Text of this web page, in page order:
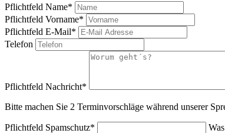
Pflichtfeld Name*
Pflichtfeld Vorname*
Pflichtfeld E-Mail*
Telefon
Pflichtfeld Nachricht*
Bitte machen Sie 2 Terminvorschläge während unserer
Pflichtfeld Spamschutz*